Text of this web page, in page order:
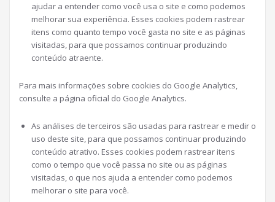
ajudar a entender como você usa o site e como podemos
melhorar sua experiência. Esses cookies podem rastrear
itens como quanto tempo você gasta no site e as páginas
visitadas, para que possamos continuar produzindo
conteúdo atraente.
Para mais informações sobre cookies do Google Analytics,
consulte a página oficial do Google Analytics.
As análises de terceiros são usadas para rastrear e medir o
uso deste site, para que possamos continuar produzindo
conteúdo atrativo. Esses cookies podem rastrear itens
como o tempo que você passa no site ou as páginas
visitadas, o que nos ajuda a entender como podemos
melhorar o site para você.